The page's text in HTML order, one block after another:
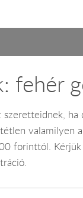
fehér
valamilyen
forinttól.